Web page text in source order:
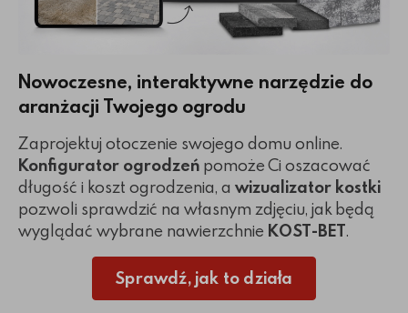
Nowoczesne, interaktywne narzędzie do
aranżacji Twojego ogrodu
Zaprojektuj otoczenie swojego domu online.
Konfigurator ogrodzeń pomoże Ci oszacować
długość i koszt ogrodzenia, a wizualizator kostki
pozwoli sprawdzić na własnym zdjęciu, jak będą
wyglądać wybrane nawierzchnie KOST-BET.
Sprawdź, jak to działa